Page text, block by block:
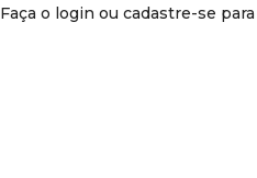
Faça o login ou cadastre-se